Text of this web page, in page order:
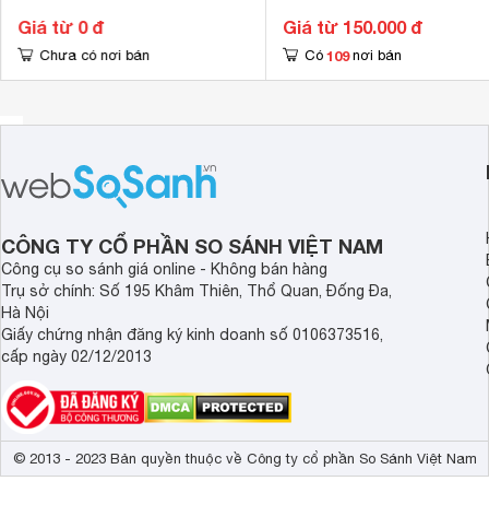
Nút điều khiển âm thanh trên dây, điều chỉnh âm lượng
thiết bị chính hay các phụ kiện khác.
Giá từ 0 đ
Chưa có nơi bán
Giá từ 150.000 đ
Có 109 nơi bán
CÔNG TY CỔ PHẦN SO SÁNH VIỆT NAM
Công cụ so sánh giá online - Không bán hàng
Trụ sở chính: Số 195 Khâm Thiên, Thổ Quan, Đống Đa,
Hà Nội
Giấy chứng nhận đăng ký kinh doanh số 0106373516,
cấp ngày 02/12/2013
© 2013 - 2023 Bản quyền thuộc về Công ty cổ phần So Sánh Việt Nam